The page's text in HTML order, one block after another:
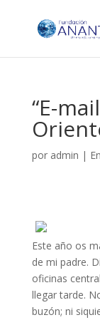
“E-
por admin |
Este año os
de mi padre.
oficinas
llegar tarde.
buzón; ni